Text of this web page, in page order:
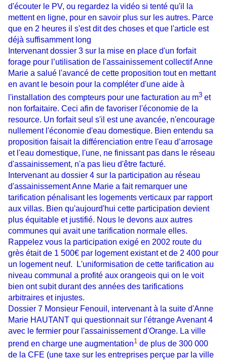
d'écouter le PV, ou regardez la vidéo si tenté qu'il la
mettent en ligne, pour en savoir plus sur les autres. Parce
que en 2 heures il s'est dit des choses et que l'article est
déjà suffisamment long
Intervenant dossier 3 sur la mise en place d'un forfait
forage pour l’utilisation de l'assainissement collectif Anne
Marie a salué l'avancé de cette proposition tout en mettant
en avant le besoin pour la compléter d'une aide à
l'installation des compteurs pour une facturation au m3 et
non forfaitaire. Ceci afin de favoriser l'économie de la
resource. Un forfait seul s'il est une avancée, n'encourage
nullement l'économie d'eau domestique. Bien entendu sa
proposition faisait la différenciation entre l'eau d’arrosage
et l'eau domestique, l'une, ne finissant pas dans le réseau
d'assainissement, n'a pas lieu d'être facturé.
Intervenant au dossier 4 sur la participation au réseau
d'assainissement Anne Marie a fait remarquer une
tarification pénalisant les logements verticaux par rapport
aux villas. Bien qu'aujourd'hui cette participation devient
plus équitable et justifié. Nous le devons aux autres
communes qui avait une tarification normale elles.
Rappelez vous la participation exigé en 2002 route du
grès était de 1 500€ par logement existant et de 2 400 pour
un logement neuf. L'uniformisation de cette tarification au
niveau communal a profité aux orangeois qui on le voit
bien ont subit durant des années des tarifications
arbitraires et injustes.
Dossier 7 Monsieur Fenouil, intervenant à la suite d'Anne
Marie HAUTANT qui questionnait sur l'étrange Avenant 4
avec le fermier pour l'assainissement d'Orange. La ville
prend en charge une augmentation1 de plus de 300 000
de la CFE (une taxe sur les entreprises perçue par la ville